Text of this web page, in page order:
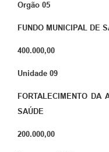
Orgão 05
FUNDO MUNICIPAL DE
400.000,00
Unidade 09
FORTALECIMENTO DA
SAÚDE
200.000,00